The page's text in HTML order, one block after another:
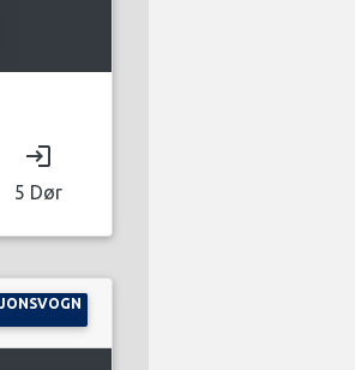
login
5 Dør